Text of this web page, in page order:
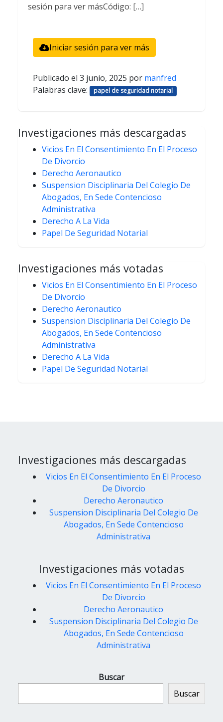
sesión para ver másCódigo: […]
Iniciar sesión para ver más
Publicado el 3 junio, 2025 por manfred
Palabras clave:
papel de seguridad notarial
Investigaciones más descargadas
Vicios En El Consentimiento En El Proceso
De Divorcio
Derecho Aeronautico
Suspension Disciplinaria Del Colegio De
Abogados, En Sede Contencioso
Administrativa
Derecho A La Vida
Papel De Seguridad Notarial
Investigaciones más votadas
Vicios En El Consentimiento En El Proceso
De Divorcio
Derecho Aeronautico
Suspension Disciplinaria Del Colegio De
Abogados, En Sede Contencioso
Administrativa
Derecho A La Vida
Papel De Seguridad Notarial
Investigaciones más descargadas
Vicios En El Consentimiento En El Proceso
De Divorcio
Derecho Aeronautico
Suspension Disciplinaria Del Colegio De
Abogados, En Sede Contencioso
Administrativa
Investigaciones más votadas
Vicios En El Consentimiento En El Proceso
De Divorcio
Derecho Aeronautico
Suspension Disciplinaria Del Colegio De
Abogados, En Sede Contencioso
Administrativa
Buscar
Buscar